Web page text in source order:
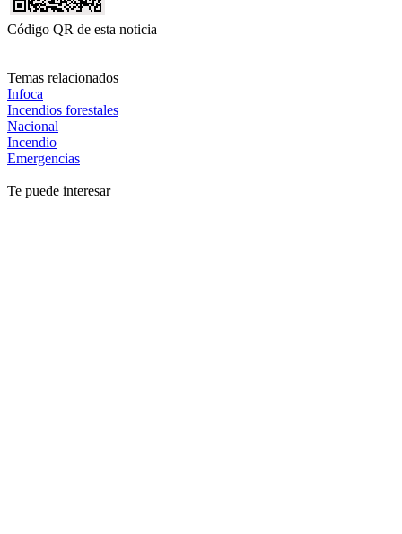
Código QR de esta noticia
Temas relacionados
Infoca
Incendios forestales
Nacional
Incendio
Emergencias
Te puede interesar